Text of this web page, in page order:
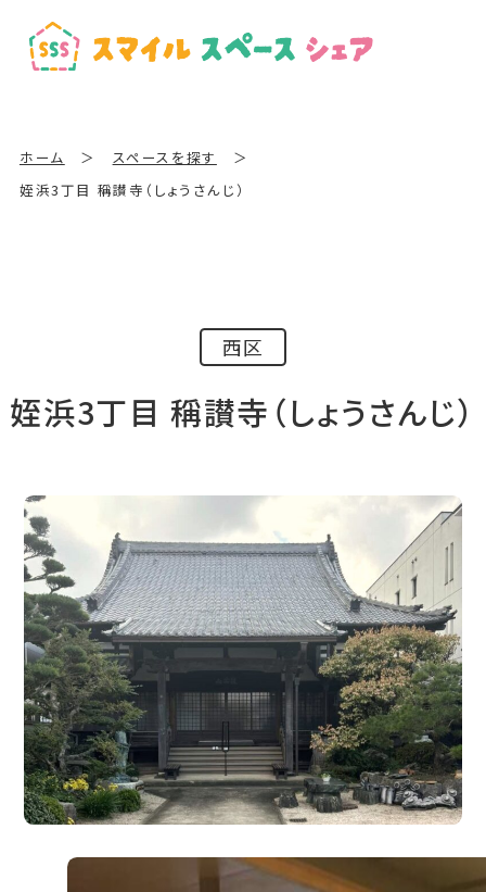
ホーム ＞ スペースを探す
＞
姪浜3丁目 稱讃寺（しょうさんじ）
西区
姪浜3丁目 稱讃寺（しょうさんじ）